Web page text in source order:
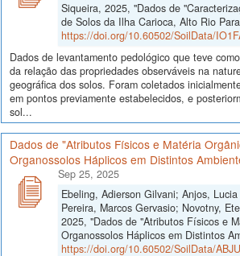
Siqueira, 2025, "Dados de
de Solos da Ilha Carioca, Alto Rio
https://doi.org/10.60502/SoilData/
Dados de levantamento pedológico que teve
da relação das propriedades observáveis na
geográfica dos solos. Foram coletados
em pontos previamente estabelecidos, e
sol...
Dados de "Atributos Físicos e Matéria
Organossolos Háplicos em Distintos
Sep 25, 2025
Ebeling, Adierson Gilvani; Anjos,
Pereira, Marcos Gervasio; Novotny,
2025, "Dados de "Atributos Físicos e
Organossolos Háplicos em Distintos
https://doi.org/10.60502/SoilData/